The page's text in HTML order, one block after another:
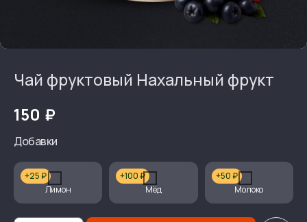
Чай фруктовый Нахальный фрукт
150 ₽
Добавки
+25 ₽
Лимон
+100 ₽
Мёд
+50 ₽
Молоко